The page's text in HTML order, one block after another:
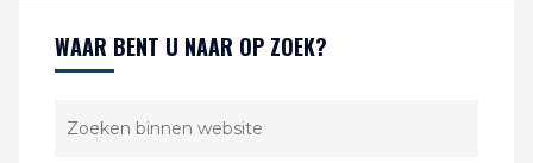
WAAR BENT U NAAR OP ZOEK?